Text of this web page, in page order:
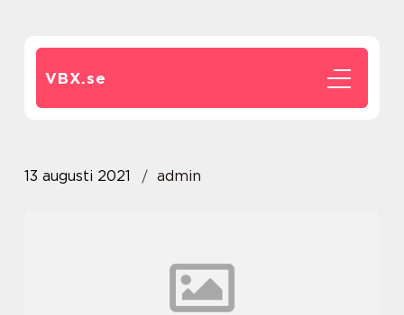
VBX.se
13 augusti 2021 admin